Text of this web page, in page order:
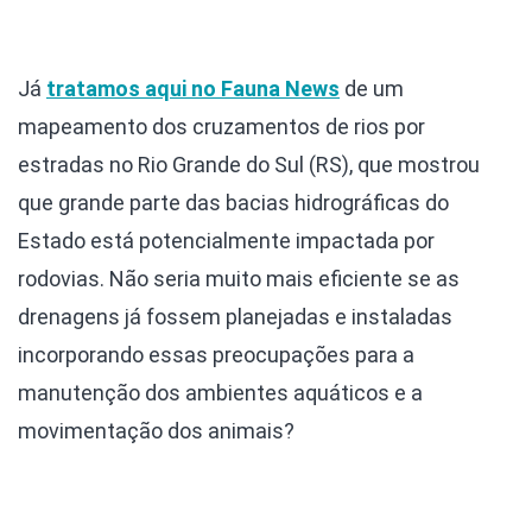
Já tratamos aqui no Fauna News de um
mapeamento dos cruzamentos de rios por
estradas no Rio Grande do Sul (RS), que mostrou
que grande parte das bacias hidrográficas do
Estado está potencialmente impactada por
rodovias. Não seria muito mais eficiente se as
drenagens já fossem planejadas e instaladas
incorporando essas preocupações para a
manutenção dos ambientes aquáticos e a
movimentação dos animais?